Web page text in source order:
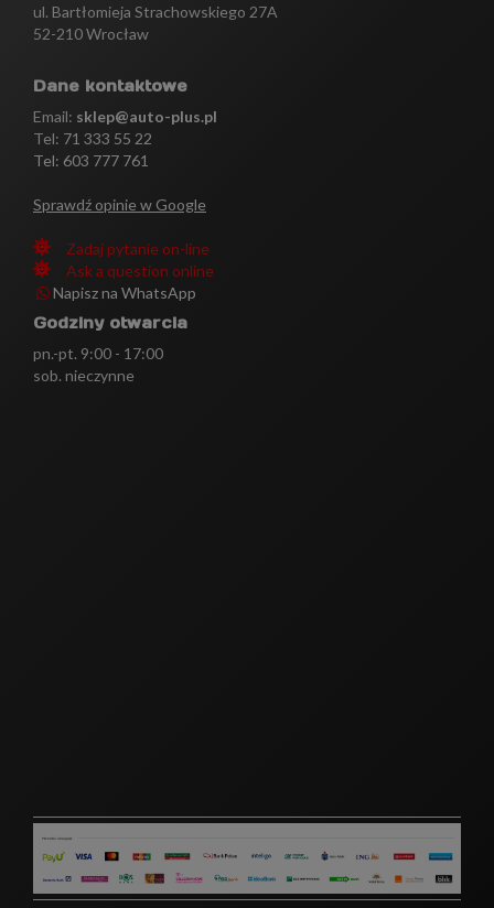
ul. Bartłomieja Strachowskiego 27A
52-210 Wrocław
Dane kontaktowe
Email: sklep@auto-plus.pl
Tel: 71 333 55 22
Tel: 603 777 761
Sprawdź opinie w Google
Zadaj pytanie on-line
Ask a question online
Napisz na WhatsApp
Godziny otwarcia
pn.-pt. 9:00 - 17:00
sob. nieczynne